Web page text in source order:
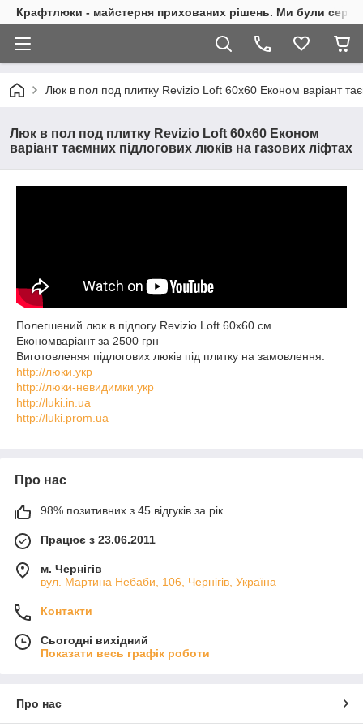
Крафтлюки - майстерня прихованих рішень. Ми були
Люк в пол под плитку Revizio Loft 60х60 Економ варіант
Люк в пол под плитку Revizio Loft 60х60 Економ
варіант таємних підлогових люків на газових ліфтах
Полегшений люк в підлогу Revizio Loft 60х60 см
Економваріант за 2500 грн
Виготовленяя підлогових люків під плитку на замовлення.
http://люки.укр
http://люки-невидимки.укр
http://luki.in.ua
http://luki.prom.ua
Про нас
98% позитивних з 45 відгуків за рік
Працює з 23.06.2011
м. Чернігів
вул. Мартина Небаби, 106, Чернігів, Україна
Контакти
Сьогодні вихідний
Показати весь графік роботи
Про нас